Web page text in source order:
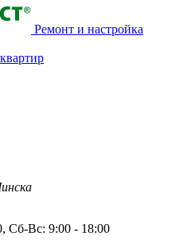
Ремонт и настройка
Сб-Вс: 9:00 - 18:00